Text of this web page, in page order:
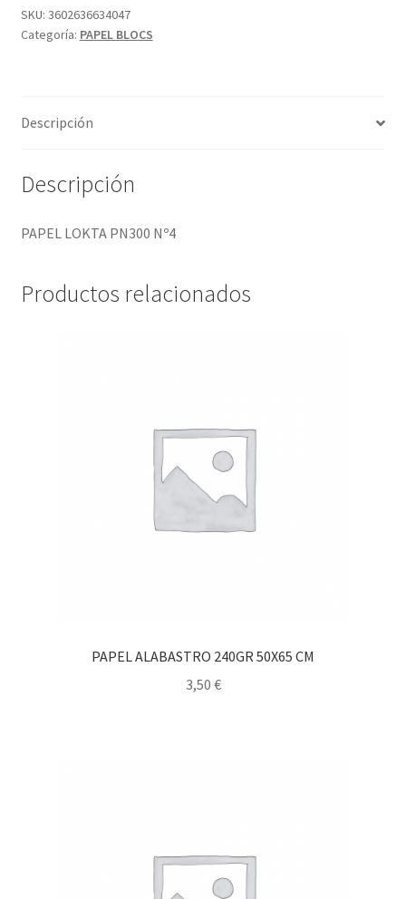
SKU: 3602636634047
Categoría: PAPEL BLOCS
Descripción
Descripción
PAPEL LOKTA PN300 Nº4
Productos relacionados
PAPEL ALABASTRO 240GR 50X65 CM
3,50 €